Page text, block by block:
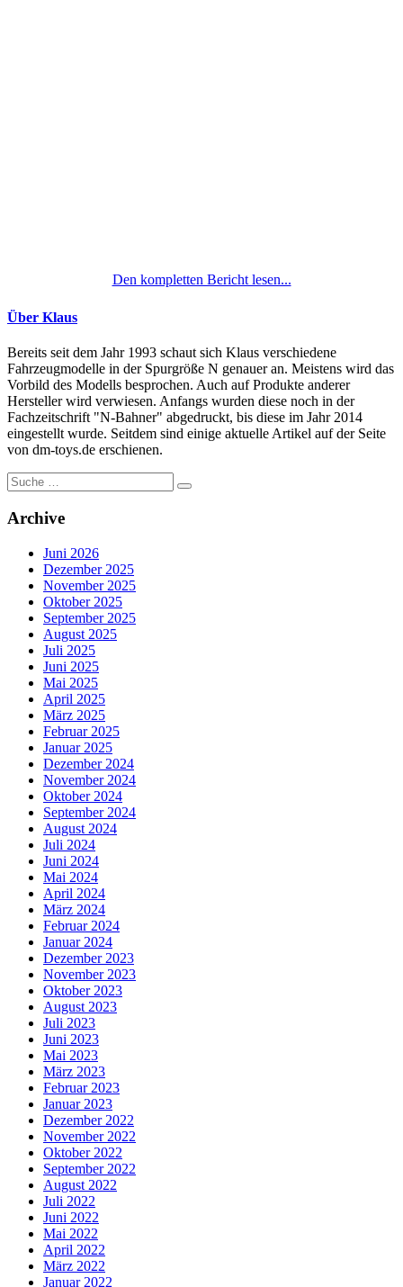
Den kompletten Bericht lesen...
Über Klaus
Bereits seit dem Jahr 1993 schaut sich Klaus verschiedene
Fahrzeugmodelle in der Spurgröße N genauer an. Meistens wird das
Vorbild des Modells besprochen. Auch auf Produkte anderer
Hersteller wird verwiesen. Anfangs wurden diese noch in der
Fachzeitschrift "N-Bahner" abgedruckt, bis diese im Jahr 2014
eingestellt wurde. Seitdem sind einige aktuelle Artikel auf der Seite
von dm-toys.de erschienen.
Suche
nach:
Archive
Juni 2026
Dezember 2025
November 2025
Oktober 2025
September 2025
August 2025
Juli 2025
Juni 2025
Mai 2025
April 2025
März 2025
Februar 2025
Januar 2025
Dezember 2024
November 2024
Oktober 2024
September 2024
August 2024
Juli 2024
Juni 2024
Mai 2024
April 2024
März 2024
Februar 2024
Januar 2024
Dezember 2023
November 2023
Oktober 2023
August 2023
Juli 2023
Juni 2023
Mai 2023
März 2023
Februar 2023
Januar 2023
Dezember 2022
November 2022
Oktober 2022
September 2022
August 2022
Juli 2022
Juni 2022
Mai 2022
April 2022
März 2022
Januar 2022